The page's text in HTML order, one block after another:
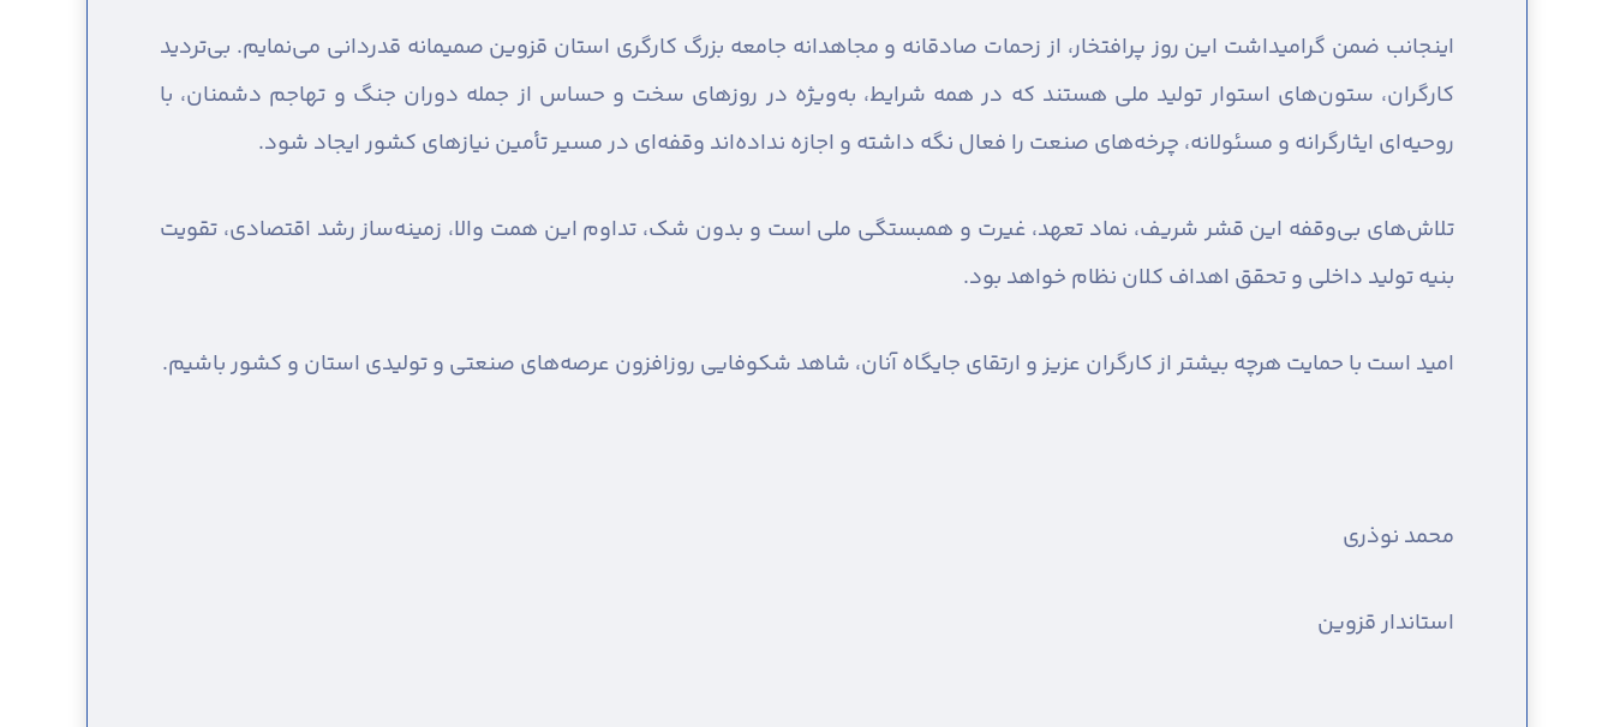
اینجانب ضمن گرامیداشت این روز پرافتخار، از زحمات صادقانه و مجاهدانه جامعه بزرگ کارگری استان قزوین صمیمانه قدردانی می‌نمایم. بی‌تردید
کارگران، ستون‌های استوار تولید ملی هستند که در همه شرایط، به‌ویژه در روزهای سخت و حساس از جمله دوران جنگ و تهاجم دشمنان، با
روحیه‌ای ایثارگرانه و مسئولانه، چرخه‌های صنعت را فعال نگه داشته و اجازه نداده‌اند وقفه‌ای در مسیر تأمین نیازهای کشور ایجاد شود.
تلاش‌های بی‌وقفه این قشر شریف، نماد تعهد، غیرت و همبستگی ملی است و بدون شک، تداوم این همت والا، زمینه‌ساز رشد اقتصادی، تقویت
بنیه تولید داخلی و تحقق اهداف کلان نظام خواهد بود.
امید است با حمایت هرچه بیشتر از کارگران عزیز و ارتقای جایگاه آنان، شاهد شکوفایی روزافزون عرصه‌های صنعتی و تولیدی استان و کشور باشیم.
محمد نوذری
استاندار قزوین